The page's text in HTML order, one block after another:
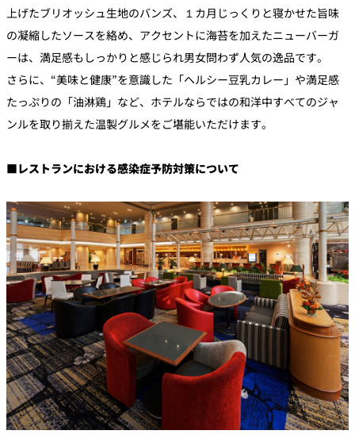
上げたブリオッシュ生地のバンズ、１カ月じっくりと寝かせた旨味
の凝縮したソースを絡め、アクセントに海苔を加えたニューバーガ
ーは、満足感もしっかりと感じられ男女問わず人気の逸品です。
さらに、“美味と健康”を意識した「ヘルシー豆乳カレー」や満足感
たっぷりの「油淋鶏」など、ホテルならではの和洋中すべてのジャ
ンルを取り揃えた温製グルメをご堪能いただけます。
■レストランにおける感染症予防対策について